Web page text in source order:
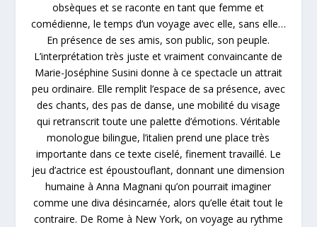
obsèques et se raconte en tant que femme et
comédienne, le temps d’un voyage avec elle, sans elle…
En présence de ses amis, son public, son peuple.
L’interprétation très juste et vraiment convaincante de
Marie-Joséphine Susini donne à ce spectacle un attrait
peu ordinaire. Elle remplit l’espace de sa présence, avec
des chants, des pas de danse, une mobilité du visage
qui retranscrit toute une palette d’émotions. Véritable
monologue bilingue, l’italien prend une place très
importante dans ce texte ciselé, finement travaillé. Le
jeu d’actrice est époustouflant, donnant une dimension
humaine à Anna Magnani qu’on pourrait imaginer
comme une diva désincarnée, alors qu’elle était tout le
contraire. De Rome à New York, on voyage au rythme